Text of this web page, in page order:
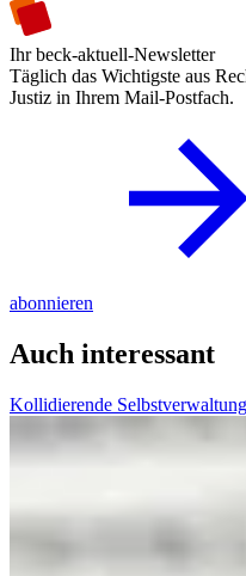
Ihr beck-aktuell-Newsletter
Täglich das Wichtigste aus
Justiz in Ihrem Mail-Postfach.
abonnieren
Auch interessant
Kollidierende Selbstverwaltung